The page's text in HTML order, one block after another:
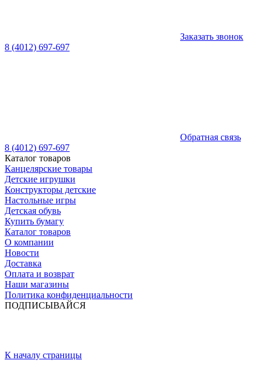
Заказать звонок
8 (4012) 697-697
Обратная связь
8 (4012) 697-697
Каталог товаров
Канцелярские товары
Детские игрушки
Конструкторы детские
Настольные игры
Детская обувь
Купить бумагу
Каталог товаров
О компании
Новости
Доставка
Оплата и возврат
Наши магазины
Политика конфиденциальности
ПОДПИСЫВАЙСЯ
К началу страницы